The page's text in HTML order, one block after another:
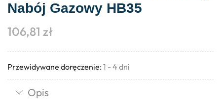
Nabój Gazowy HB35
106,81 zł
Przewidywane doręczenie: 1 - 4 dni
Opis